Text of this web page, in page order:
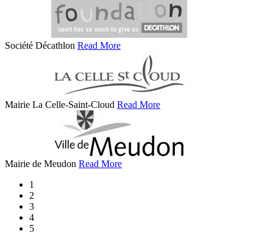
Société Décathlon Read More
Mairie La Celle-Saint-Cloud Read More
Mairie de Meudon Read More
1
2
3
4
5